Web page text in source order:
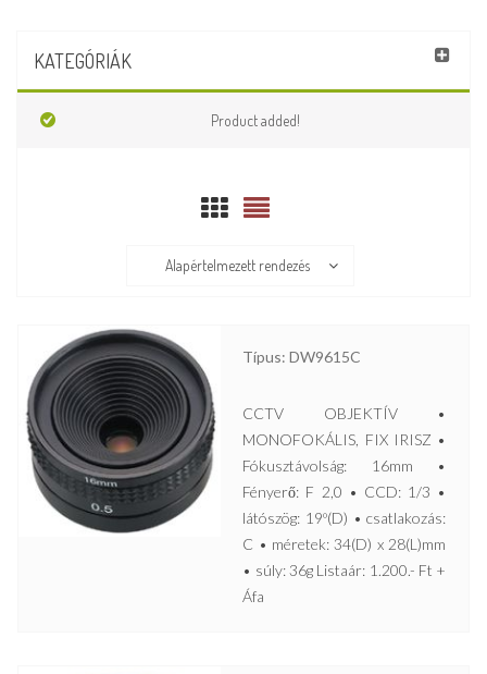
KATEGÓRIÁK
Product added!
Alapértelmezett rendezés
Típus: DW9615C
CCTV OBJEKTÍV •
MONOFOKÁLIS, FIX IRISZ •
Fókusztávolság: 16mm •
Fényerő: F 2,0 • CCD: 1/3 •
látószög: 19º(D) • csatlakozás:
C • méretek: 34(D) x 28(L)mm
• súly: 36g Listaár: 1.200.- Ft +
Áfa